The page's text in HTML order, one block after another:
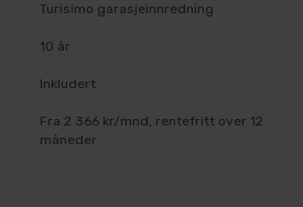
Turisimo garasjeinnredning
10 år
Inkludert
Fra 2 366 kr/mnd, rentefritt over 12
måneder